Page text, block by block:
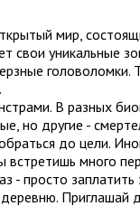
мир,
свои уникальные
головоломки.
В разных
но другие -
до цели.
встретишь много
- просто заплатить
Приглашай